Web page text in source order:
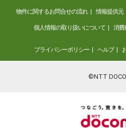
物件に関するお問合せの流れ 情報提供元
個人情報の取り扱いについて 消費
プライバシーポリシー ヘルプ
©NTT